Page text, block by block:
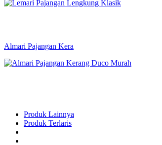
Almari Pajangan Kera
Produk Lainnya
Produk Terlaris